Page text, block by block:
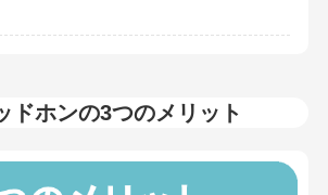
ドホンの3つのメリット